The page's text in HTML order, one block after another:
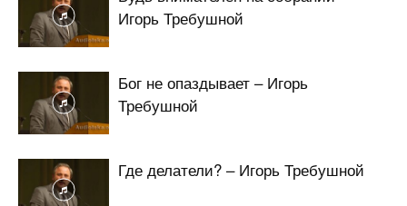
Игорь Требушной
Бог не опаздывает – Игорь
Требушной
Где делатели? – Игорь Требушной